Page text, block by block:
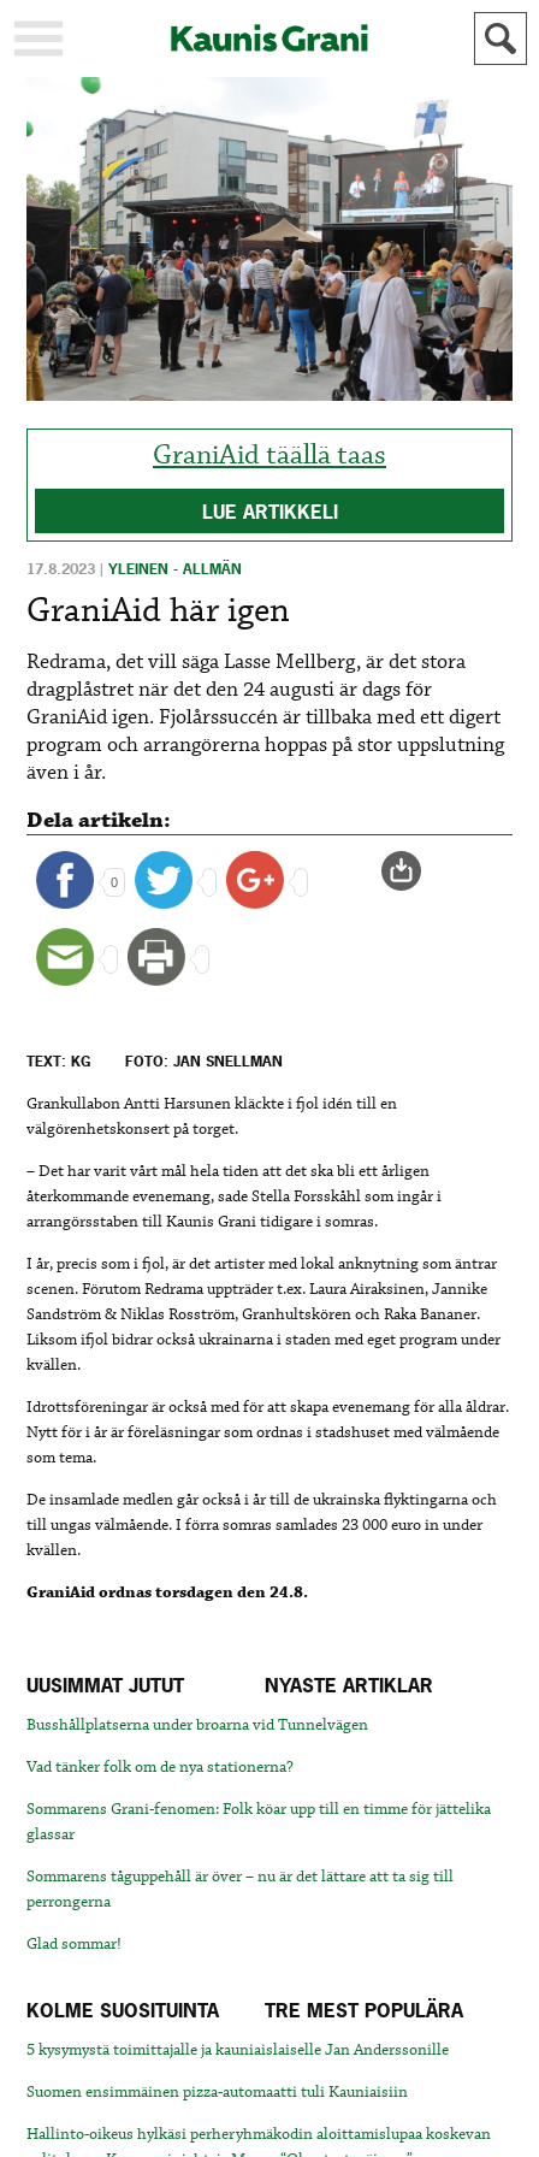
KAUPUNKI
STADEN
AJANKOHTAISTA
AKTUELLT
URHEILU
IDROTT
KULTTUURI
KULTUR
HISTORIA
HISTORIA
YLEINEN
ALLMÄN
MAINOSTAJILLE
FÖR
ANNONSÖRER
GraniAid täällä taas
LUE ARTIKKELI
17.8.2023 |YLEINEN - ALLMÄN
GraniAid här igen
Redrama, det vill säga Lasse Mellberg, är det stora
dragplåstret när det den 24 augusti är dags för
GraniAid igen. Fjolårssuccén är tillbaka med ett digert
program och arrangörerna hoppas på stor uppslutning
även i år.
Dela artikeln:
0
TEXT: KG FOTO: JAN SNELLMAN
Grankullabon Antti Harsunen kläckte i fjol idén till en
välgörenhetskonsert på torget.
– Det har varit vårt mål hela tiden att det ska bli ett årligen
återkommande evenemang, sade Stella Forsskåhl som ingår i
arrangörsstaben till Kaunis Grani tidigare i somras.
I år, precis som i fjol, är det artister med lokal anknytning som äntrar
scenen. Förutom Redrama uppträder t.ex. Laura Airaksinen, Jannike
Sandström & Niklas Rosström, Granhultskören och Raka Bananer.
Liksom ifjol bidrar också ukrainarna i staden med eget program under
kvällen.
Idrottsföreningar är också med för att skapa evenemang för alla åldrar.
Nytt för i år är föreläsningar som ordnas i stadshuset med välmående
som tema.
De insamlade medlen går också i år till de ukrainska flyktingarna och
till ungas välmående. I förra somras samlades 23 000 euro in under
kvällen.
GraniAid ordnas torsdagen den 24.8.
UUSIMMAT JUTUT NYASTE ARTIKLAR
Busshållplatserna under broarna vid Tunnelvägen
Vad tänker folk om de nya stationerna?
Sommarens Grani-fenomen: Folk köar upp till en timme för jättelika
glassar
Sommarens tåguppehåll är över – nu är det lättare att ta sig till
perrongerna
Glad sommar!
KOLME SUOSITUINTA TRE MEST POPULÄRA
5 kysymystä toimittajalle ja kauniaislaiselle Jan Anderssonille
Suomen ensimmäinen pizza-automaatti tuli Kauniaisiin
Hallinto-oikeus hylkäsi perheryhmäkodin aloittamislupaa koskevan